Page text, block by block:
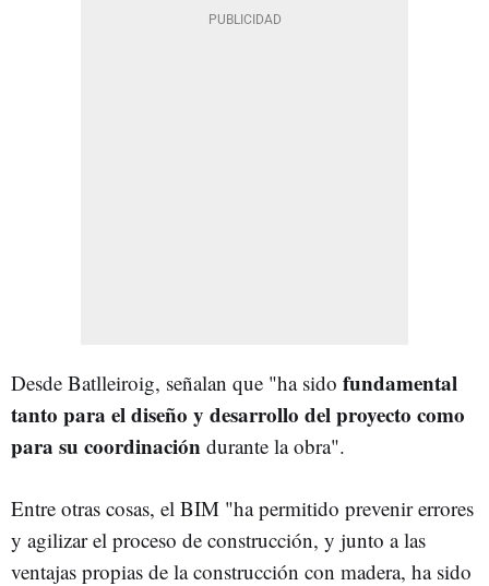
Desde Batlleiroig, señalan que "ha sido fundamental
tanto para el diseño y desarrollo del proyecto como
para su coordinación durante la obra".
Entre otras cosas, el BIM "ha permitido prevenir errores
y agilizar el proceso de construcción, y junto a las
ventajas propias de la construcción con madera, ha sido